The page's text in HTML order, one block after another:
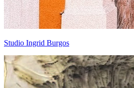
Studio Ingrid Burgos